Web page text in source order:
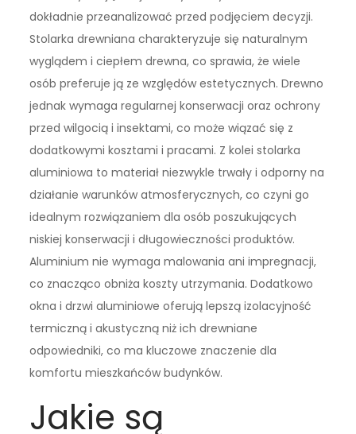
dokładnie przeanalizować przed podjęciem decyzji.
Stolarka drewniana charakteryzuje się naturalnym
wyglądem i ciepłem drewna, co sprawia, że wiele
osób preferuje ją ze względów estetycznych. Drewno
jednak wymaga regularnej konserwacji oraz ochrony
przed wilgocią i insektami, co może wiązać się z
dodatkowymi kosztami i pracami. Z kolei stolarka
aluminiowa to materiał niezwykle trwały i odporny na
działanie warunków atmosferycznych, co czyni go
idealnym rozwiązaniem dla osób poszukujących
niskiej konserwacji i długowieczności produktów.
Aluminium nie wymaga malowania ani impregnacji,
co znacząco obniża koszty utrzymania. Dodatkowo
okna i drzwi aluminiowe oferują lepszą izolacyjność
termiczną i akustyczną niż ich drewniane
odpowiedniki, co ma kluczowe znaczenie dla
komfortu mieszkańców budynków.
Jakie są